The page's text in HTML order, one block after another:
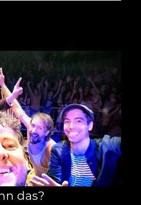
das?